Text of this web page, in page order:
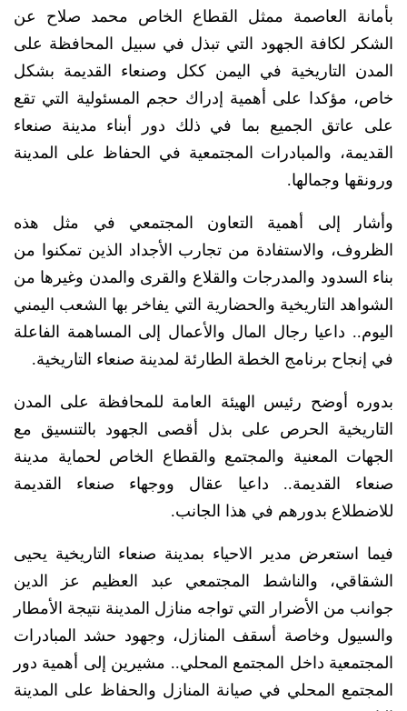
بأمانة العاصمة ممثل القطاع الخاص محمد صلاح عن
الشكر لكافة الجهود التي تبذل في سبيل المحافظة على
المدن التاريخية في اليمن ككل وصنعاء القديمة بشكل
خاص، مؤكدا على أهمية إدراك حجم المسئولية التي تقع
على عاتق الجميع بما في ذلك دور أبناء مدينة صنعاء
القديمة، والمبادرات المجتمعية في الحفاظ على المدينة
ورونقها وجمالها.
وأشار إلى أهمية التعاون المجتمعي في مثل هذه
الظروف، والاستفادة من تجارب الأجداد الذين تمكنوا من
بناء السدود والمدرجات والقلاع والقرى والمدن وغيرها من
الشواهد التاريخية والحضارية التي يفاخر بها الشعب اليمني
اليوم.. داعيا رجال المال والأعمال إلى المساهمة الفاعلة
في إنجاح برنامج الخطة الطارئة لمدينة صنعاء التاريخية.
بدوره أوضح رئيس الهيئة العامة للمحافظة على المدن
التاريخية الحرص على بذل أقصى الجهود بالتنسيق مع
الجهات المعنية والمجتمع والقطاع الخاص لحماية مدينة
صنعاء القديمة.. داعيا عقال ووجهاء صنعاء القديمة
للاضطلاع بدورهم في هذا الجانب.
فيما استعرض مدير الاحياء بمدينة صنعاء التاريخية يحيى
الشقاقي، والناشط المجتمعي عبد العظيم عز الدين
جوانب من الأضرار التي تواجه منازل المدينة نتيجة الأمطار
والسيول وخاصة أسقف المنازل، وجهود حشد المبادرات
المجتمعية داخل المجتمع المحلي.. مشيرين إلى أهمية دور
المجتمع المحلي في صيانة المنازل والحفاظ على المدينة